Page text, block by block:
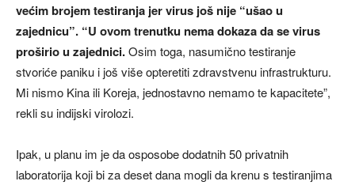
većim brojem testiranja jer virus još nije “ušao u
zajednicu”. “U ovom trenutku nema dokaza da se virus
proširio u zajednici.Osim toga, nasumično testiranje
stvoriće paniku i još više opteretiti zdravstvenu infrastrukturu.
Mi nismo Kina ili Koreja, jednostavno nemamo te kapacitete”,
rekli su indijski virolozi.
Ipak, u planu im je da osposobe dodatnih 50 privatnih
laboratorija koji bi za deset dana mogli da krenu s testiranjima